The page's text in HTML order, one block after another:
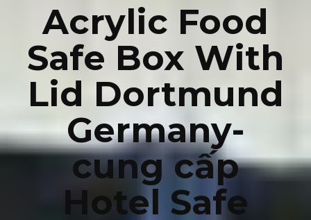
Acrylic Food
Safe Box With
Lid Dortmund
Germany-
cung cấp
Hotel Safe